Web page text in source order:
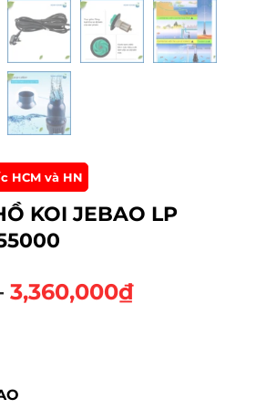
HCM và HN
KOI JEBAO LP
3,360,000₫K